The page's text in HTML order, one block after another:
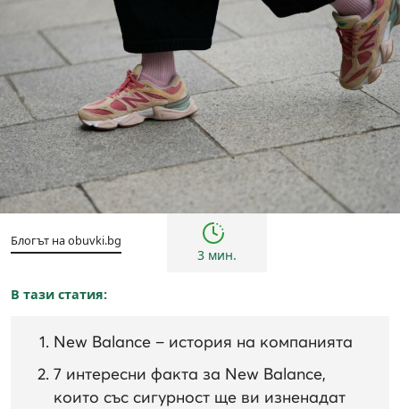
Горещи марки
Блогът на obuvki.bg
3 мин.
В тази статия:
New Balance – история на компанията
7 интересни факта за New Balance,
които със сигурност ще ви изненадат